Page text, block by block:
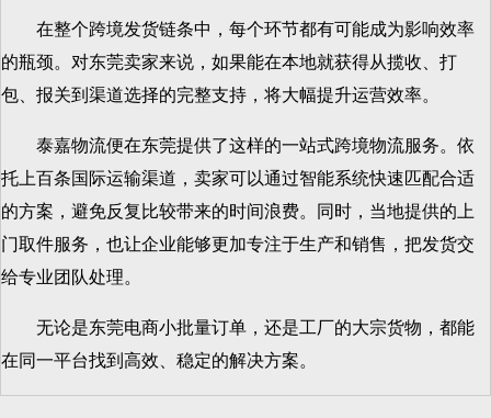
在整个跨境发货链条中，每个环节都有可能成为影响效率
的瓶颈。对东莞卖家来说，如果能在本地就获得从揽收、打
包、报关到渠道选择的完整支持，将大幅提升运营效率。
泰嘉物流便在东莞提供了这样的一站式跨境物流服务。依
托上百条国际运输渠道，卖家可以通过智能系统快速匹配合适
的方案，避免反复比较带来的时间浪费。同时，当地提供的上
门取件服务，也让企业能够更加专注于生产和销售，把发货交
给专业团队处理。
无论是东莞电商小批量订单，还是工厂的大宗货物，都能
在同一平台找到高效、稳定的解决方案。